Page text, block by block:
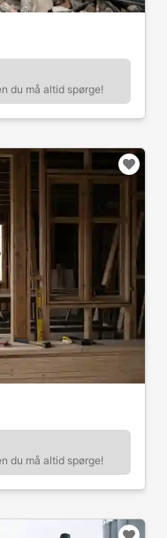
du må altid spørge!
du må altid spørge!